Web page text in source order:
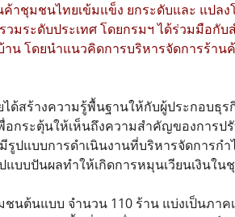
ชุมชนไทยเข้มแข็ง ยกระดับและ แปล
มระดับประเทศ โดยกรมฯ ได้ร่วมมือกั
โดยนำแนวคิดการบริหารจัดการร้าน
ด้สร้างความรู้พื้นฐานให้กับผู้ประกอบธุร
กระตุ้นให้เห็นถึงความสำคัญของการป
แบบการดำเนินงานที่บริหารจัดการก
บบปันผลทำให้เกิดการหมุนเวียนเงินใ
นต้นแบบ จำนวน 110 ร้าน แบ่งเป็นภา